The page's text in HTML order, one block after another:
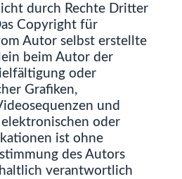
durch Rechte Dritter
Copyright für
Autor selbst erstellte
beim Autor der
oder
Grafiken,
und
oder
ist ohne
des Autors
verantwortlich